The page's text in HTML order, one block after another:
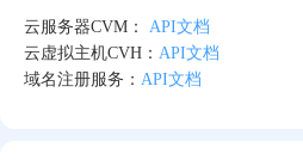
云服务器CVM： API文档
云虚拟主机CVH： API文档
域名注册服务： API文档